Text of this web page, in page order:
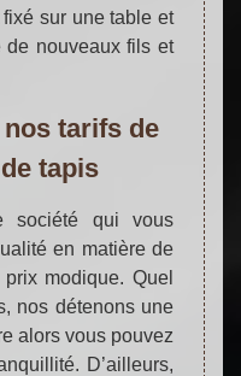
sur une table et
de nouveaux fils et
nos tarifs de
tapis
société qui vous
en matière de
modique. Quel
nos détenons une
alors vous pouvez
D’ailleurs,